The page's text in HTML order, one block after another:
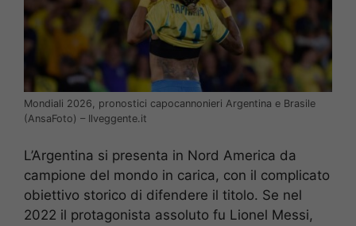
Mondiali 2026, pronostici capocannonieri Argentina e Brasile
(AnsaFoto) – Ilveggente.it
L’Argentina si presenta in Nord America da
campione del mondo in carica, con il complicato
obiettivo storico di difendere il titolo. Se nel
2022 il protagonista assoluto fu Lionel Messi,